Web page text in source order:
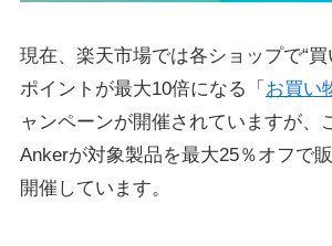
現在、楽天市場では各ショップで“買
ポイントが最大10倍になる「 お買い
ャンペーンが開催されていますが、
Ankerが対象製品を最大25％オフで
開催しています。